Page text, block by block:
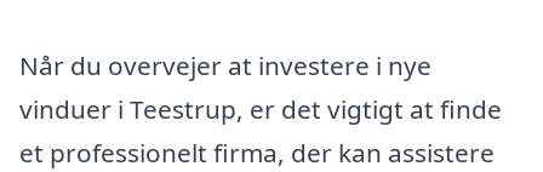
Når du overvejer at investere i nye
vinduer i Teestrup, er det vigtigt at finde
et professionelt firma, der kan assistere